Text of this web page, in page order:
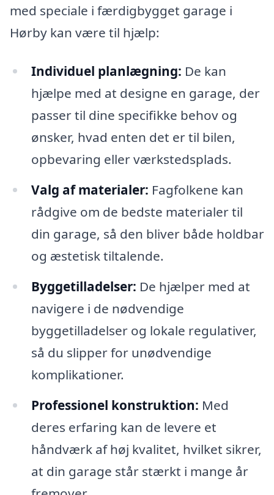
med speciale i færdigbygget garage i
Hørby kan være til hjælp:
Individuel planlægning: De kan
hjælpe med at designe en garage, der
passer til dine specifikke behov og
ønsker, hvad enten det er til bilen,
opbevaring eller værkstedsplads.
Valg af materialer: Fagfolkene kan
rådgive om de bedste materialer til
din garage, så den bliver både holdbar
og æstetisk tiltalende.
Byggetilladelser: De hjælper med at
navigere i de nødvendige
byggetilladelser og lokale regulativer,
så du slipper for unødvendige
komplikationer.
Professionel konstruktion: Med
deres erfaring kan de levere et
håndværk af høj kvalitet, hvilket sikrer,
at din garage står stærkt i mange år